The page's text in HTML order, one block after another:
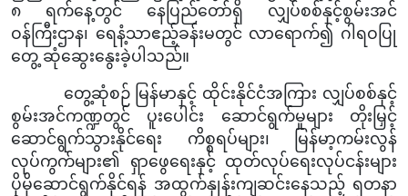
၈ ရက်နေ့တွင် နေပြည်တော်ရှိ လျှပ်စစ်နှင့်စွမ်းအင်
ဝန်ကြီးဌာန၊ ရေနံ့သာဧည့်ခန်းမတွင် လာရောက်၍ ဂါရဝပြု
တွေ့ ဆုံဆွေးနွေးခဲ့ပါသည်။
တွေ့ဆုံစဉ် မြန်မာနှင့် ထိုင်းနိုင်ငံအကြား လျှပ်စစ်နှင့်
စွမ်းအင်ကဏ္ဍတွင် ပူးပေါင်း ဆောင်ရွက်မှုများ တိုးမြှင့်
ဆောင်ရွက်သွားနိုင်ရေး ကိစ္စရပ်များ၊ မြန်မာ့ကမ်းလွန်
လုပ်ကွက်များ၏ ရှာဖွေရေးနှင့် ထုတ်လုပ်ရေးလုပ်ငန်းများ
ပိုမိုဆောင်ရွက်နိုင်ရန် အထွက်နှုန်းကျဆင်းနေသည့် ရတနာ